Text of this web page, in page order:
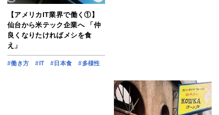
【アメリカIT業界で働く①】
仙台から米テック企業へ 「仲
良くなりたければメシを食
え」
#働き方 #IT #日本食 #多様性